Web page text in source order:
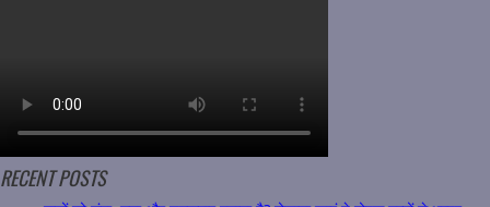
RECENT POSTS